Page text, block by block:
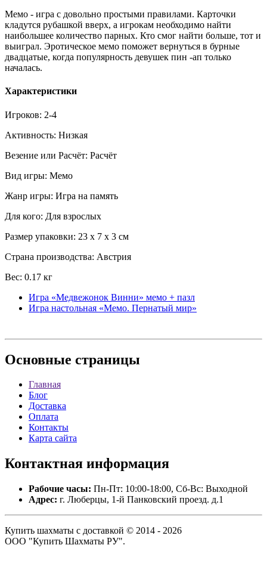
Мемо - игра с довольно простыми правилами. Карточки
кладутся рубашкой вверх, а игрокам необходимо найти
наибольшее количество парных. Кто смог найти больше, тот и
выиграл. Эротическое мемо поможет вернуться в бурные
двадцатые, когда популярность девушек пин -ап только
началась.
Характеристики
Игроков: 2-4
Активность: Низкая
Везение или Расчёт: Расчёт
Вид игры: Мемо
Жанр игры: Игра на память
Для кого: Для взрослых
Размер упаковки: 23 x 7 x 3 см
Страна производства: Австрия
Вес: 0.17 кг
Игра «Медвежонок Винни» мемо + пазл
Игра настольная «Мемо. Пернатый мир»
Основные страницы
Главная
Блог
Доставка
Оплата
Контакты
Карта сайта
Контактная информация
Рабочие часы: Пн-Пт: 10:00-18:00, Сб-Вс: Выходной
Адрес: г. Люберцы, 1-й Панковский проезд. д.1
Купить шахматы с доставкой © 2014 - 2026
ООО "Купить Шахматы РУ".